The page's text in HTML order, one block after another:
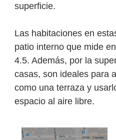
superficie.
Las habitaciones en
patio interno que mide
4.5. Además, por la
casas, son ideales para
como una terraza y
espacio al aire libre.